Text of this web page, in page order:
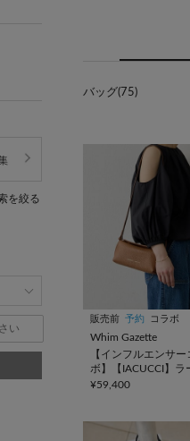
バッグ(75)
販売前 予約 コラボ
Whim Gazette
【インフルエンサー
ボ】【IACUCCI】ラ
SD ALCE
¥59,400
を絞る